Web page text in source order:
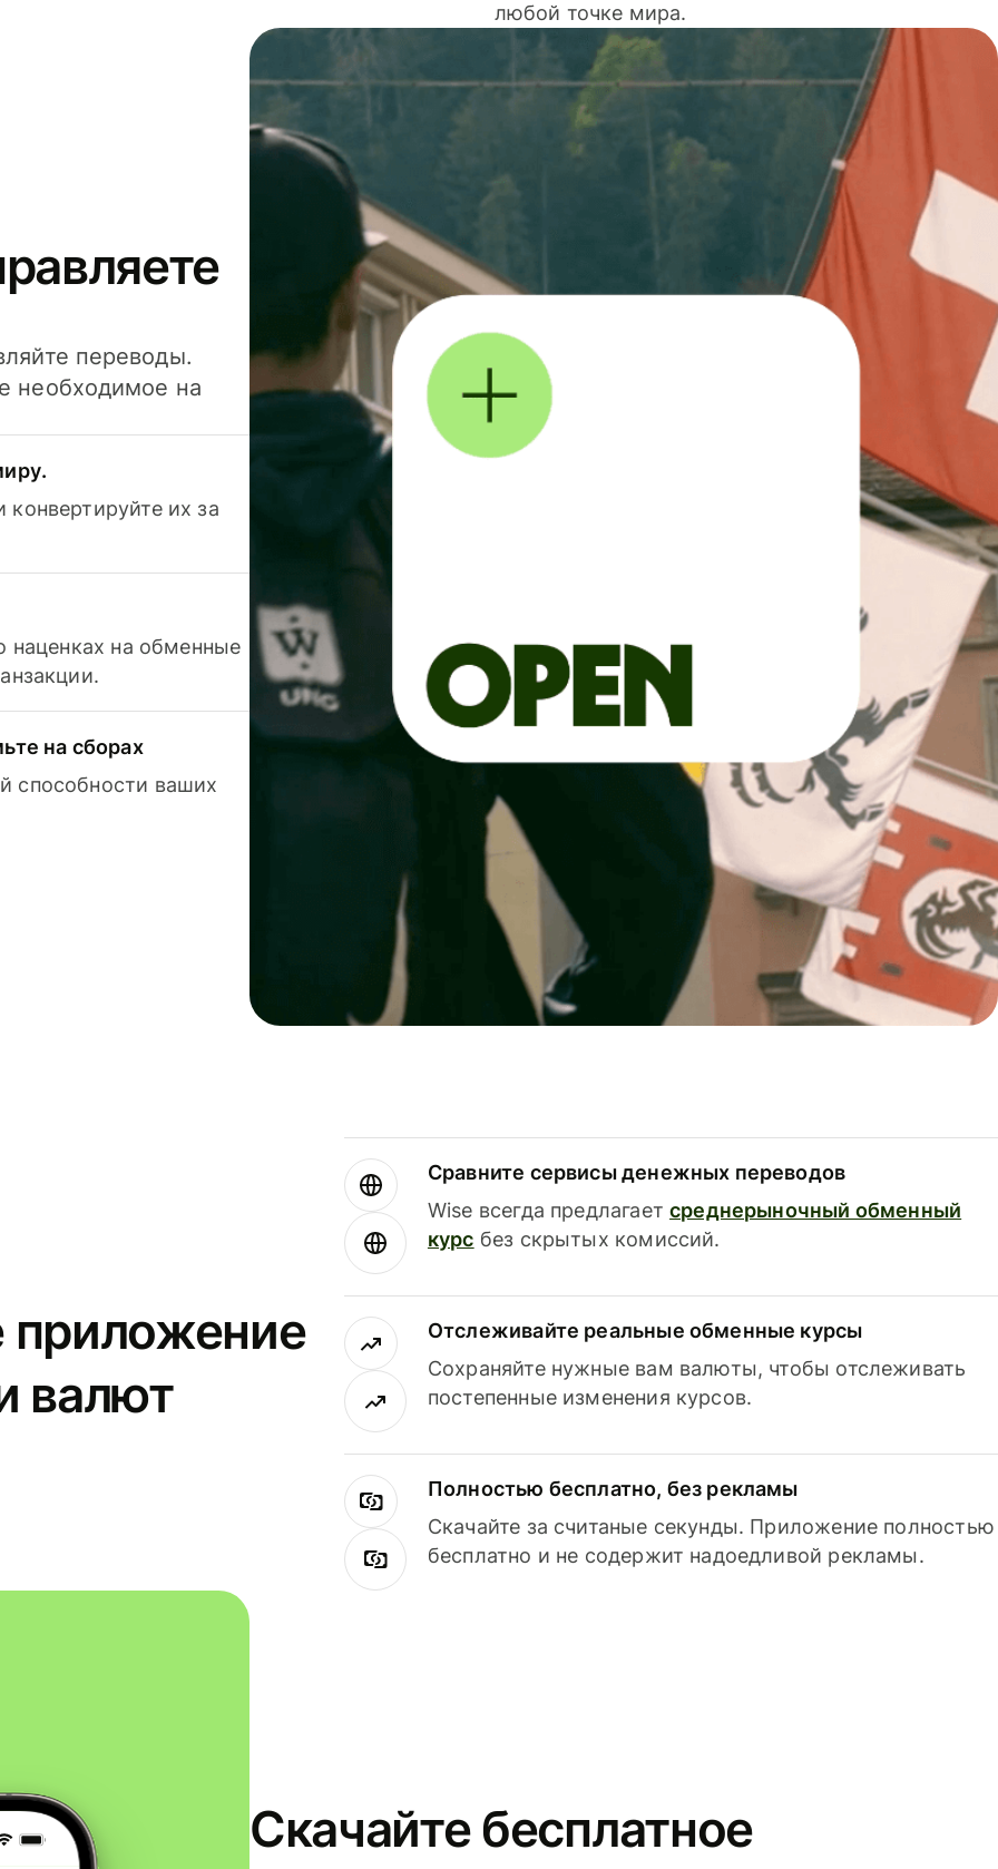
любой точке мира.
переводы.
необходимое на
их за
наценках на обменные
на сборах
способности ваших
приложение
валют
Сравните сервисы денежных переводов
Wise всегда предлагаетсреднерыночный обменный
курс без скрытых комиссий.
Отслеживайте реальные обменные курсы
Сохраняйте нужные вам валюты, чтобы отслеживать
постепенные изменения курсов.
Полностью бесплатно, без рекламы
Скачайте за считаные секунды. Приложение полностью
бесплатно и не содержит надоедливой рекламы.
Скачайте бесплатное